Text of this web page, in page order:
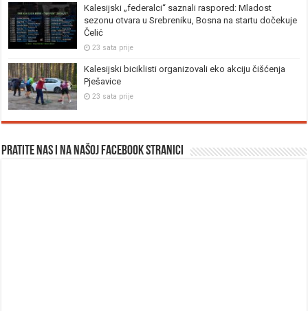
Kalesijski „federalci“ saznali raspored: Mladost
sezonu otvara u Srebreniku, Bosna na startu dočekuje
Čelić
23 sata prije
Kalesijski biciklisti organizovali eko akciju čišćenja
Pješavice
23 sata prije
Pratite nas i na našoj facebook stranici